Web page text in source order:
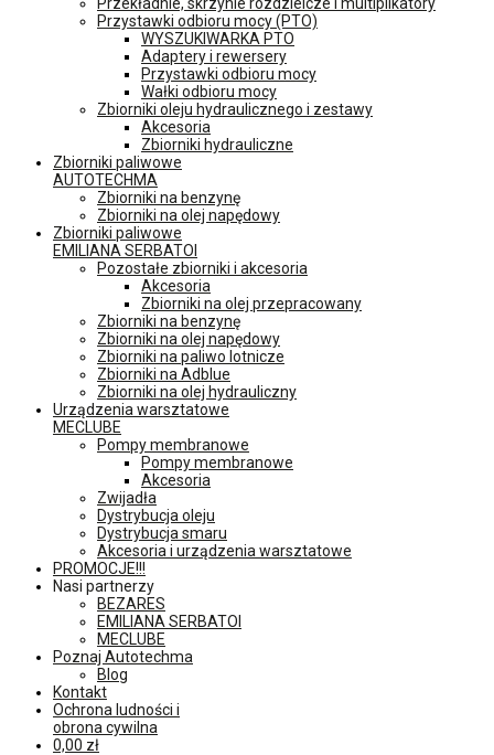
Przystawki odbioru mocy (PTO)
WYSZUKIWARKA PTO
Adaptery i rewersery
Przystawki odbioru mocy
Wałki odbioru mocy
Zbiorniki oleju hydraulicznego i zestawy
Akcesoria
Zbiorniki hydrauliczne
Zbiorniki paliwowe
AUTOTECHMA
Zbiorniki na benzynę
Zbiorniki na olej napędowy
Zbiorniki paliwowe
EMILIANA SERBATOI
Pozostałe zbiorniki i akcesoria
Akcesoria
Zbiorniki na olej przepracowany
Zbiorniki na benzynę
Zbiorniki na olej napędowy
Zbiorniki na paliwo lotnicze
Zbiorniki na Adblue
Zbiorniki na olej hydrauliczny
Urządzenia warsztatowe
MECLUBE
Pompy membranowe
Pompy membranowe
Akcesoria
Zwijadła
Dystrybucja oleju
Dystrybucja smaru
Akcesoria i urządzenia warsztatowe
PROMOCJE!!!
Nasi partnerzy
BEZARES
EMILIANA SERBATOI
MECLUBE
Poznaj Autotechma
Blog
Kontakt
Ochrona ludności i
obrona cywilna
0,00 zł